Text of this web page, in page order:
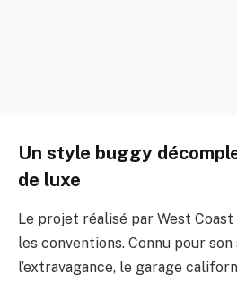
Un style buggy
de luxe
Le projet réalisé par West
les conventions. Connu pour son
l’extravagance, le garage